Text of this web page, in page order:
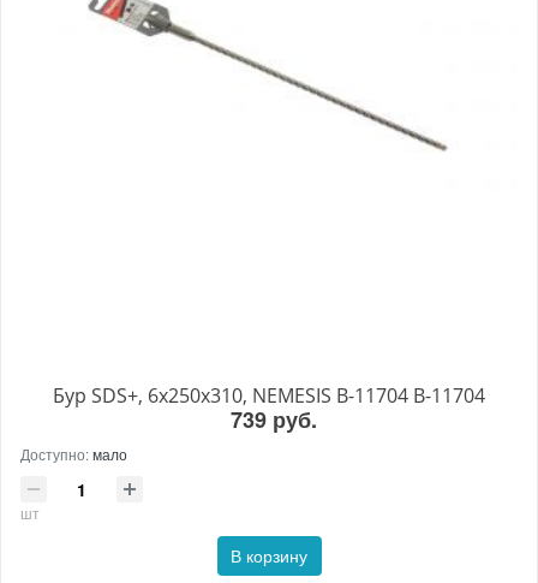
Бур SDS+, 6х250x310, NEMESIS B-11704 B-11704
739 руб.
Доступно:мало
шт
В корзину